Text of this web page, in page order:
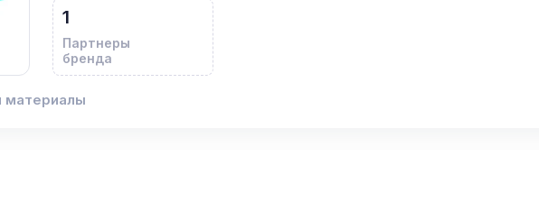
1
Партнеры
бренда
материалы